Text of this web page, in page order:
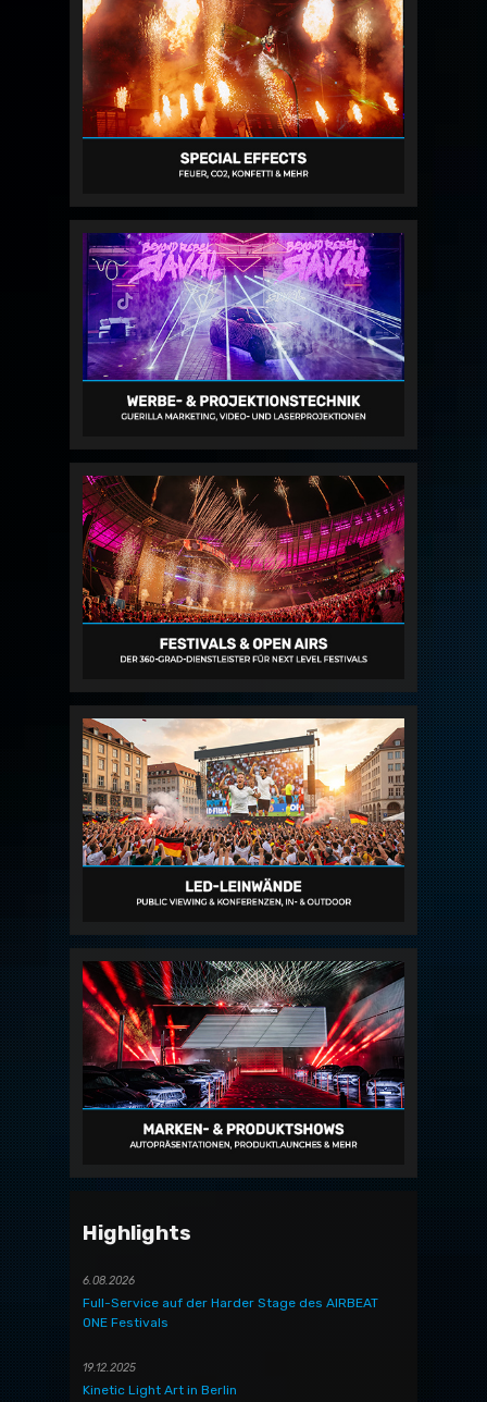
Highlights
6.08.2026
Full-Service auf der Harder Stage des AIRBEAT
ONE Festivals
19.12.2025
Kinetic Light Art in Berlin